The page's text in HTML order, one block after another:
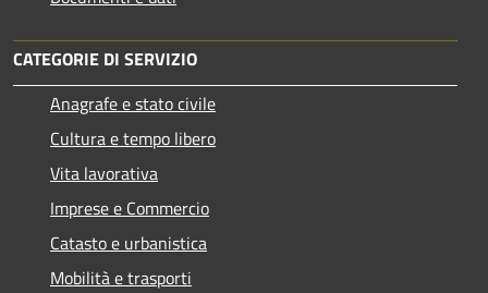
CATEGORIE DI SERVIZIO
Anagrafe e stato civile
Cultura e tempo libero
Vita lavorativa
Imprese e Commercio
Catasto e urbanistica
Mobilità e trasporti